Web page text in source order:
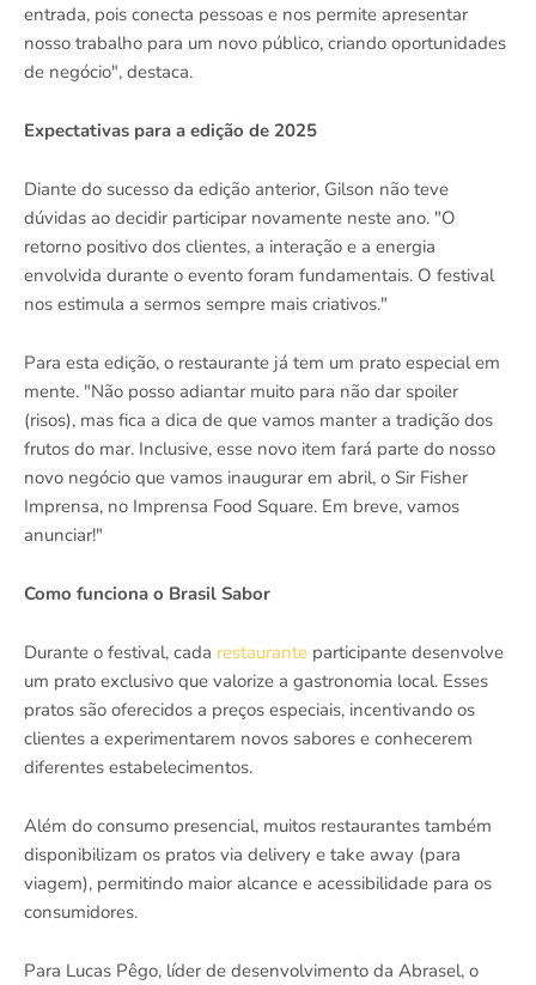
entrada, pois conecta pessoas e nos permite apresentar
nosso trabalho para um novo público, criando oportunidades
de negócio", destaca.
Expectativas para a edição de 2025
Diante do sucesso da edição anterior, Gilson não teve
dúvidas ao decidir participar novamente neste ano. "O
retorno positivo dos clientes, a interação e a energia
envolvida durante o evento foram fundamentais. O festival
nos estimula a sermos sempre mais criativos."
Para esta edição, o restaurante já tem um prato especial em
mente. "Não posso adiantar muito para não dar spoiler
(risos), mas fica a dica de que vamos manter a tradição dos
frutos do mar. Inclusive, esse novo item fará parte do nosso
novo negócio que vamos inaugurar em abril, o Sir Fisher
Imprensa, no Imprensa Food Square. Em breve, vamos
anunciar!"
Como funciona o Brasil Sabor
Durante o festival, cada restaurante participante desenvolve
um prato exclusivo que valorize a gastronomia local. Esses
pratos são oferecidos a preços especiais, incentivando os
clientes a experimentarem novos sabores e conhecerem
diferentes estabelecimentos.
Além do consumo presencial, muitos restaurantes também
disponibilizam os pratos via delivery e take away (para
viagem), permitindo maior alcance e acessibilidade para os
consumidores.
Para Lucas Pêgo, líder de desenvolvimento da Abrasel, o